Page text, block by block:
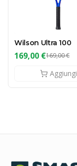
Wilson Ultra 100
169,00 €169,00 €
Aggiungi